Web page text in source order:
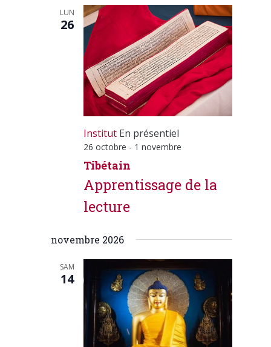
LUN
26
Institut En présentiel
26 octobre - 1 novembre
Tibétain
Apprentissage de la
lecture
novembre 2026
SAM
14